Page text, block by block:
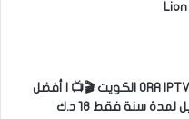
اشتراك ORA IPTV PLAYER الكويت 🎬📺 | أفضل
سنة فقط 18 د.ك